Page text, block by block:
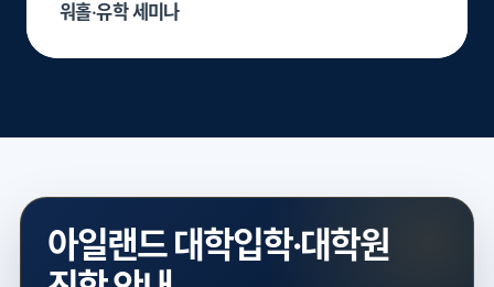
워홀·유학 세미나
아일랜드 대학입학·대학원